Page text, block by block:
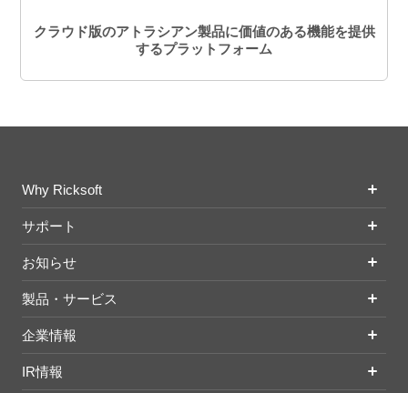
クラウド版のアトラシアン製品に価値のある機能を提供
するプラットフォーム
Why Ricksoft
サポート
お知らせ
製品・サービス
企業情報
IR情報